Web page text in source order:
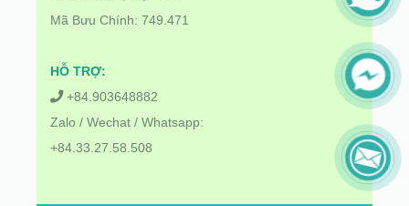
Mã Bưu Chính: 749.471
HỖ TRỢ:
+84.903648882
Zalo / Wechat / Whatsapp:
+84.33.27.58.508